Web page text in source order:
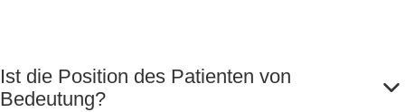
Ist die Position des Patienten von
Bedeutung?